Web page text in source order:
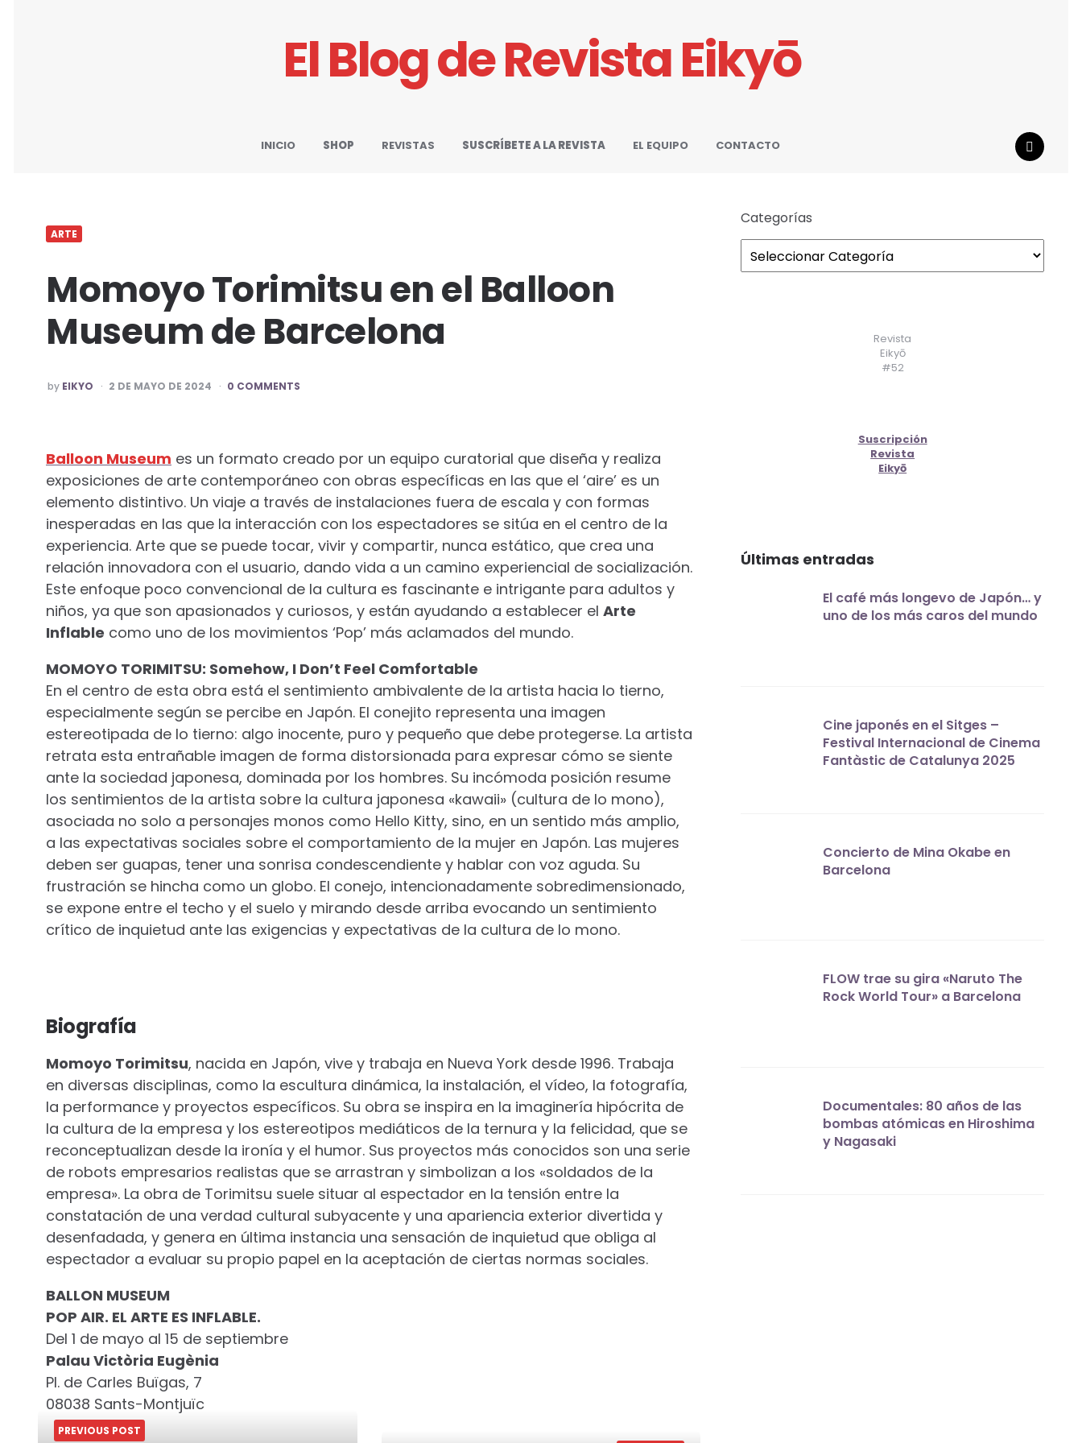
El Blog de Revista Eikyō
INICIO SHOP REVISTAS SUSCRÍBETE A LA REVISTA EL EQUIPO
CONTACTO
ARTE
Momoyo Torimitsu en el Balloon
Museum de Barcelona
POSTED
BY
by EIKYO 2 DE MAYO DE 2024 0 COMMENTS
Balloon Museum es un formato creado por un equipo curatorial que diseña y realiza
exposiciones de arte contemporáneo con obras específicas en las que el ‘aire’ es un
elemento distintivo. Un viaje a través de instalaciones fuera de escala y con formas
inesperadas en las que la interacción con los espectadores se sitúa en el centro de la
experiencia. Arte que se puede tocar, vivir y compartir, nunca estático, que crea una
relación innovadora con el usuario, dando vida a un camino experiencial de socialización.
Este enfoque poco convencional de la cultura es fascinante e intrigante para adultos y
niños, ya que son apasionados y curiosos, y están ayudando a establecer el Arte
Inflable como uno de los movimientos ‘Pop’ más aclamados del mundo.
MOMOYO TORIMITSU: Somehow, I Don’t Feel Comfortable
En el centro de esta obra está el sentimiento ambivalente de la artista hacia lo tierno,
especialmente según se percibe en Japón. El conejito representa una imagen
estereotipada de lo tierno: algo inocente, puro y pequeño que debe protegerse. La artista
retrata esta entrañable imagen de forma distorsionada para expresar cómo se siente
ante la sociedad japonesa, dominada por los hombres. Su incómoda posición resume
los sentimientos de la artista sobre la cultura japonesa «kawaii» (cultura de lo mono),
asociada no solo a personajes monos como Hello Kitty, sino, en un sentido más amplio,
a las expectativas sociales sobre el comportamiento de la mujer en Japón. Las mujeres
deben ser guapas, tener una sonrisa condescendiente y hablar con voz aguda. Su
frustración se hincha como un globo. El conejo, intencionadamente sobredimensionado,
se expone entre el techo y el suelo y mirando desde arriba evocando un sentimiento
crítico de inquietud ante las exigencias y expectativas de la cultura de lo mono.
Biografía
Momoyo Torimitsu, nacida en Japón, vive y trabaja en Nueva York desde 1996. Trabaja
en diversas disciplinas, como la escultura dinámica, la instalación, el vídeo, la fotografía,
la performance y proyectos específicos. Su obra se inspira en la imaginería hipócrita de
la cultura de la empresa y los estereotipos mediáticos de la ternura y la felicidad, que se
reconceptualizan desde la ironía y el humor. Sus proyectos más conocidos son una serie
de robots empresarios realistas que se arrastran y simbolizan a los «soldados de la
empresa». La obra de Torimitsu suele situar al espectador en la tensión entre la
constatación de una verdad cultural subyacente y una apariencia exterior divertida y
desenfadada, y genera en última instancia una sensación de inquietud que obliga al
espectador a evaluar su propio papel en la aceptación de ciertas normas sociales.
BALLON MUSEUM
POP AIR. EL ARTE ES INFLABLE.
Del 1 de mayo al 15 de septiembre
Palau Victòria Eugènia
Pl. de Carles Buïgas, 7
08038 Sants-Montjuïc
PREVIOUS POST
Categorías
Revista
Eikyō
#52
Suscripción
Revista
Eikyō
Últimas entradas
El café más longevo de Japón… y
uno de los más caros del mundo
Cine japonés en el Sitges –
Festival Internacional de Cinema
Fantàstic de Catalunya 2025
Concierto de Mina Okabe en
Barcelona
FLOW trae su gira «Naruto The
Rock World Tour» a Barcelona
Documentales: 80 años de las
bombas atómicas en Hiroshima
y Nagasaki